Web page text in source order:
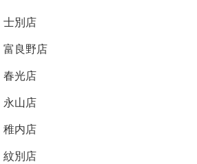
士別店
富良野店
春光店
永山店
稚内店
紋別店